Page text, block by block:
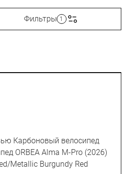
Фильтры 1